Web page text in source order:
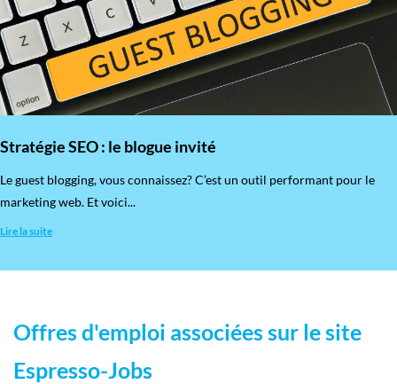
Stratégie SEO : le blogue invité
​Le guest blogging, vous connaissez? C’est un outil performant pour le
marketing web. Et voici...
Lire la suite
Offres d'emploi associées sur le site
Espresso-Jobs